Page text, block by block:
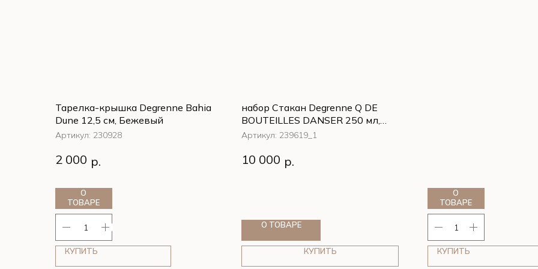
Тарелка-крышка Degrenne Bahia
Dune 12,5 см, Бежевый
Артикул: 230928
Тарелка-крышка Degrenne Bahia
Dune 12,5 см, Бежевый
2 000 р.
О
ТОВАРЕ
КУПИТЬ
набор Стакан Degrenne Q DE
BOUTEILLES DANSER 250 мл,
Белый
Артикул: 239619_1
набор Стакан Degrenne Q DE
BOUTEILLES DANSER 250 мл,
10 000 р.
О ТОВАРЕ
КУПИТЬ
О
ТОВАРЕ
КУПИТЬ